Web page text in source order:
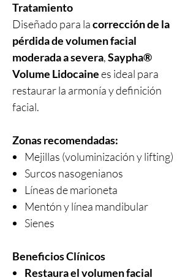
Tratamiento
Diseñado para lacorrección de la
pérdida de volumen facial
moderada a severa,Saypha®
Volume Lidocainees ideal para
restaurar la armonía y definición
facial.
Zonas recomendadas:
Mejillas (voluminización y lifting)
Surcos nasogenianos
Líneas de marioneta
Mentón y línea mandibular
Sienes
Beneficios Clínicos
Restaura el volumen facial